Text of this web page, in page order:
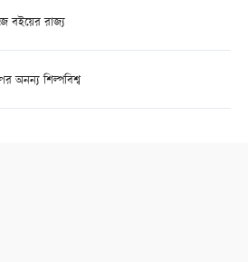
বইয়ের রাজ্য
অনন্য শিল্পবিশ্ব